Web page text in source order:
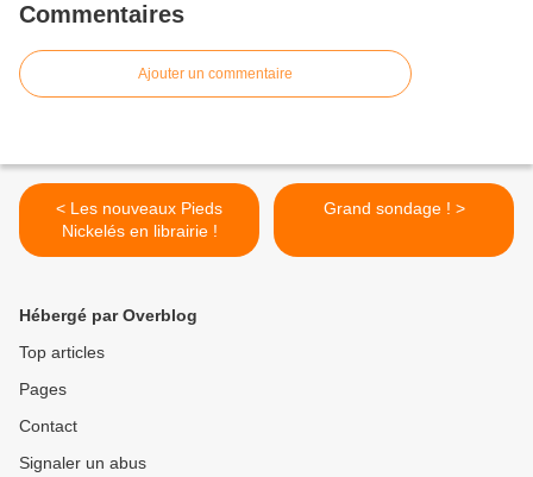
Commentaires
Ajouter un commentaire
< Les nouveaux Pieds
Nickelés en librairie !
Grand sondage ! >
Hébergé par Overblog
Top articles
Pages
Contact
Signaler un abus